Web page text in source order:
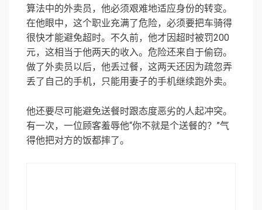
算法中的外卖员，他必须艰难地适应身份的转变。
在他眼中，这个职业充满了危险，必须要把车骑得
很快才能避免超时。不久前，他才因超时被罚200
元，这相当于他两天的收入。危险还来自于偷窃。
做了外卖员以后，他丢过餐，这两天还因为疏忽弄
丢了自己的手机，只能用妻子的手机继续跑外卖。
他还要尽可能避免送餐时跟态度恶劣的人起冲突。
有一次，一位顾客羞辱他“你不就是个送餐的？”气
得他把对方的饭都摔了。